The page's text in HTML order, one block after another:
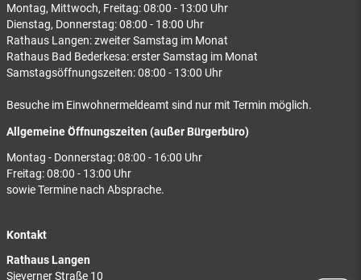
Montag, Mittwoch, Freitag: 08:00 - 13:00 Uhr
Dienstag, Donnerstag: 08:00 - 18:00 Uhr
Rathaus Langen: zweiter Samstag im Monat
Rathaus Bad Bederkesa: erster Samstag im Monat
Samstagsöffnungszeiten: 08:00 - 13:00 Uhr
Besuche im Einwohnermeldeamt sind nur mit Termin möglich.
Allgemeine Öffnungszeiten (außer Bürgerbüro)
Montag - Donnerstag: 08:00 - 16:00 Uhr
Freitag: 08:00 - 13:00 Uhr
sowie Termine nach Absprache.
Kontakt
Rathaus Langen
Sieverner Straße 10